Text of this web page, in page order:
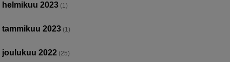
helmikuu 2023 (1)
tammikuu 2023 (1)
joulukuu 2022 (25)